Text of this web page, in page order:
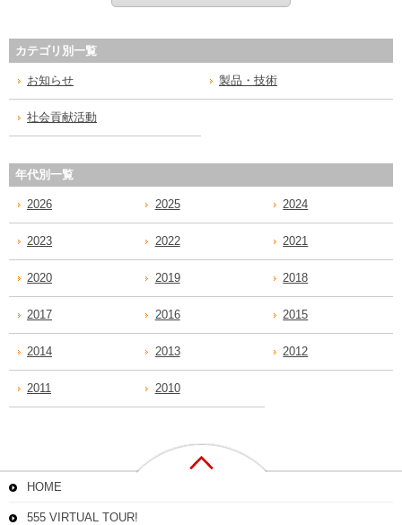
カテゴリ別一覧
お知らせ 製品・技術
社会貢献活動
年代別一覧
2026 2025 2024
2023 2022 2021
2020 2019 2018
2017 2016 2015
2014 2013 2012
2011 2010
HOME
555 VIRTUAL TOUR!